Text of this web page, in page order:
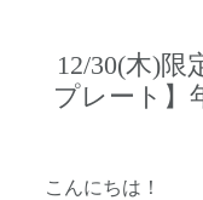
12/30(木)限
プレート】
こんにちは！